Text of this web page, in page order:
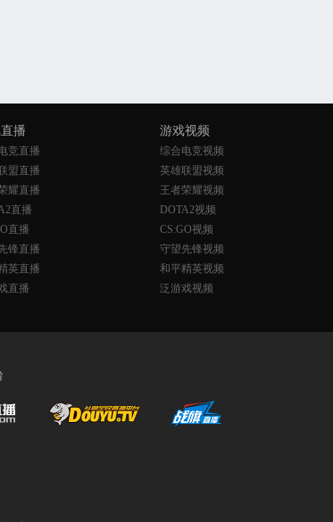
播
竞直播
盟直播
耀直播
直播
直播
锋直播
英直播
直播
游戏视频
综合电竞视频
英雄联盟视频
王者荣耀视频
DOTA2视频
CS:GO视频
守望先锋视频
和平精英视频
泛游戏视频